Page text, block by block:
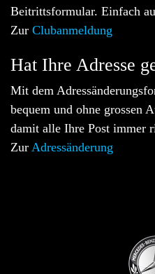
Beitrittsformular. Einfach
Zur Clubanmeldung
Hat Ihre Adresse
Mit dem
bequem und ohne grossen
damit alle Ihre Post immer
Zur Adressänderung